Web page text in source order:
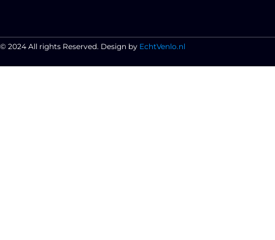
© 2024 All rights Reserved. Design by EchtVenlo.nl